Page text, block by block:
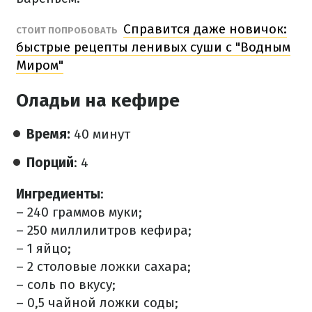
СТОИТ ПОПРОБОВАТЬ
Справится даже новичок:
быстрые рецепты ленивых суши с "Водным
Миром"
Оладьи на кефире
Время: 40 минут
Порций: 4
Ингредиенты:
– 240 граммов муки;
– 250 миллилитров кефира;
– 1 яйцо;
– 2 столовые ложки сахара;
– соль по вкусу;
– 0,5 чайной ложки соды;